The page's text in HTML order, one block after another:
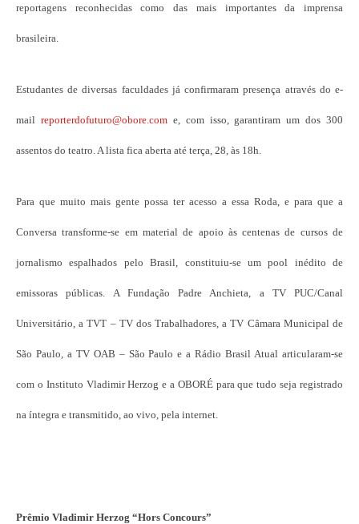
reportagens reconhecidas como das mais importantes da imprensa
brasileira.
Estudantes de diversas faculdades já confirmaram presença através do e-
mail reporterdofuturo@obore.come, com isso, garantiram um dos 300
assentos do teatro. A lista fica aberta até terça, 28, às 18h.
Para que muito mais gente possa ter acesso a essa Roda, e para que a
Conversa transforme-se em material de apoio às centenas de cursos de
jornalismo espalhados pelo Brasil, constituiu-se um pool inédito de
emissoras públicas. A Fundação Padre Anchieta, a TV PUC/Canal
Universitário, a TVT – TV dos Trabalhadores, a TV Câmara Municipal de
São Paulo, a TV OAB – São Paulo e a Rádio Brasil Atual articularam-se
com o Instituto Vladimir Herzog e a OBORÉ para que tudo seja registrado
na íntegra e transmitido, ao vivo, pela internet.
Prêmio Vladimir Herzog “Hors Concours”